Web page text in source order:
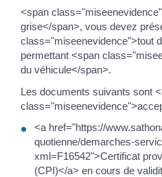
<span
grise</span>, vous devez
class="miseenevidence">tout
permettant <span
du véhicule</span>.
Les documents suivants sont
<a href="https://
quotienne/demarches-
xml=F16542">Certificat
(CPI)</a> en cours de